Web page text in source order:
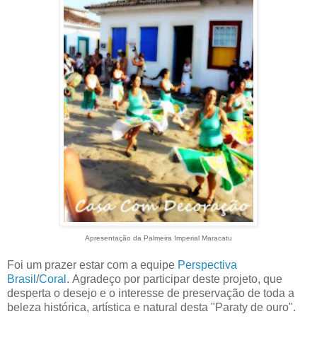
Apresentação da Palmeira Imperial Maracatu
Foi um prazer estar com a equipe Perspectiva
Brasil /Coral . Agradeço por participar deste projeto, que
desperta o desejo e o interesse de preservação de toda a
beleza histórica, artística e natural desta "Paraty de ouro".